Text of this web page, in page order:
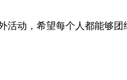
活动，希望每个人都能够团